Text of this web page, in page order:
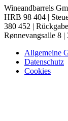
Wineandbarrels
HRB 98 404 |
380 452 |
Rønnevangsalle 8
Allgemeine
Datenschutz
Cookies